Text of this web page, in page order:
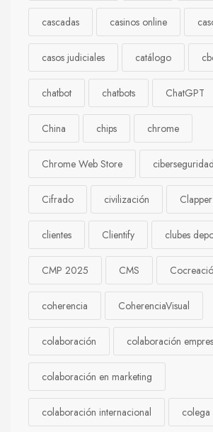
cascadas casinos online
casos judiciales catálogo
chatbot chatbots ChatGPT
China chips chrome
Chrome Web Store ciberseguridad
Cifrado civilización Clapper
clientes Clientify clubes
CMP 2025 CMS
coherencia CoherenciaVisual
colaboración colaboración
colaboración en marketing
colaboración internacional colega